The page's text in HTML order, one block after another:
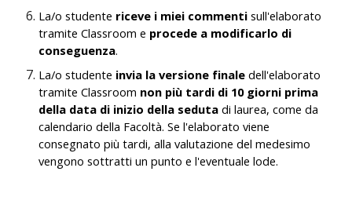
La/o studente riceve i miei commenti sull'elaborato
tramite Classroom e procede a modificarlo di
conseguenza.
La/o studente invia la versione finale dell'elaborato
tramite Classroom non più tardi di 10 giorni prima
della data di inizio della seduta di laurea, come da
calendario della Facoltà. Se l'elaborato viene
consegnato più tardi, alla valutazione del medesimo
vengono sottratti un punto e l'eventuale lode.